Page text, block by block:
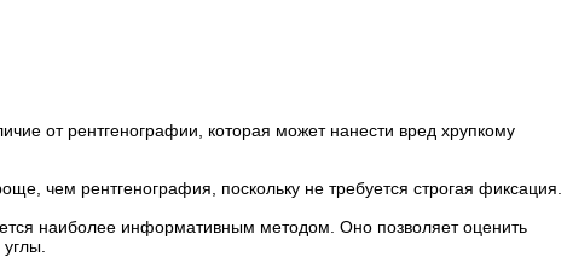
от рентгенографии, которая может нанести вред хрупкому
чем рентгенография, поскольку не требуется строгая фиксация.
наиболее информативным методом. Оно позволяет оценить